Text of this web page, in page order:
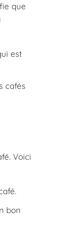
que
est
cafés
Voici
bon